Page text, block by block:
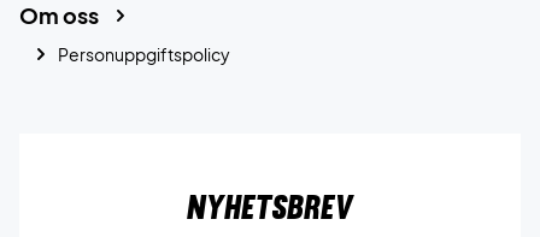
Om oss
Personuppgiftspolicy
Nyhetsbrev